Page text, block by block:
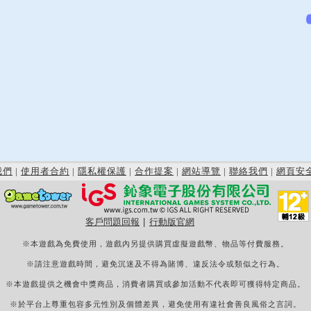
們 | 使用者合約 | 隱私權保護 | 合作提案 | 網站導覽 | 聯絡我們 | 網頁安
客戶問題回報 行動版官網
※本遊戲為免費使用，遊戲內另提供購買虛擬遊戲幣、物品等付費服務。
※請注意遊戲時間，避免沉迷及不得為賭博、違反法令或類似之行為。
※本遊戲提供之機會中獎商品，消費者購買或參加活動不代表即可獲得特定商品。
※於平台上尊重包容多元性別及個體差異，避免使用有違社會善良風俗之言詞。